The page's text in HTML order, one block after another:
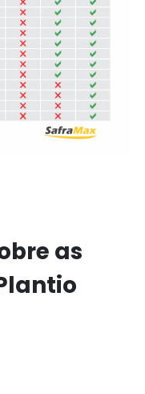
as